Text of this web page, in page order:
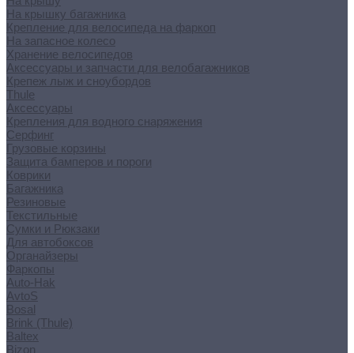
На крышку багажника
Крепление для велосипеда на фаркоп
На запасное колесо
Хранение велосипедов
Аксессуары и запчасти для велобагажников
Крепеж лыж и сноубордов
Thule
Аксессуары
Крепления для водного снаряжения
Серфинг
Грузовые корзины
Защита бамперов и пороги
Коврики
Багажника
Резиновые
Текстильные
Сумки и Рюкзаки
Для автобоксов
Органайзеры
Фаркопы
Auto-Hak
AvtoS
Bosal
Brink (Thule)
Baltex
Bizon